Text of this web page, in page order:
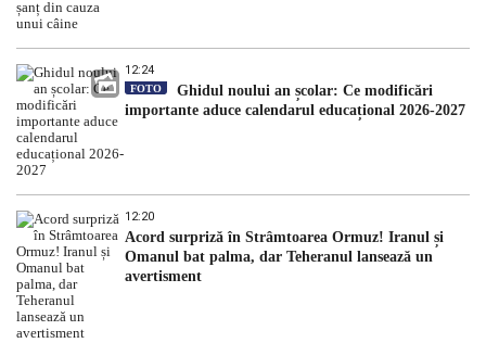
12:24
FOTO
Ghidul noului an școlar: Ce modificări
importante aduce calendarul educațional 2026-2027
12:20
Acord surpriză în Strâmtoarea Ormuz! Iranul și
Omanul bat palma, dar Teheranul lansează un
avertisment